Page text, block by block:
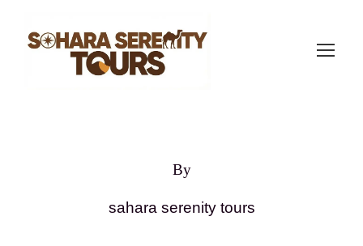
By
sahara serenity tours